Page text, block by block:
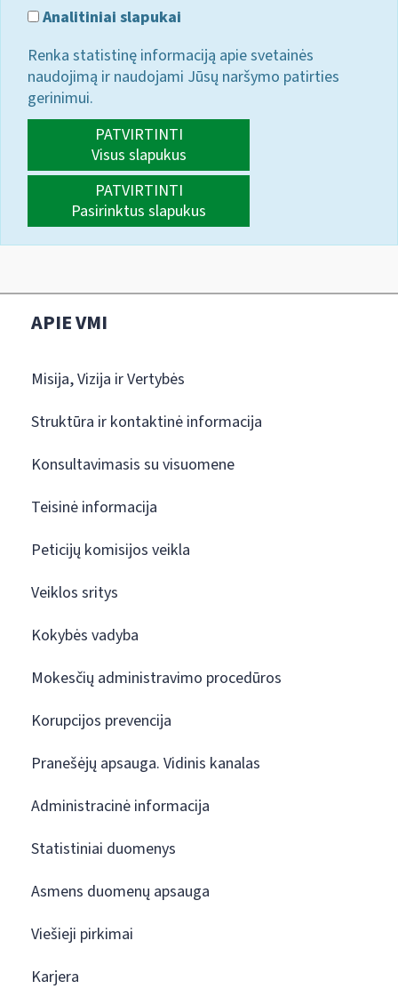
Analitiniai slapukai
Renka statistinę informaciją apie svetainės
naudojimą ir naudojami Jūsų naršymo patirties
gerinimui.
PATVIRTINTI
Visus slapukus
PATVIRTINTI
Pasirinktus slapukus
APIE VMI
Misija, Vizija ir Vertybės
Struktūra ir kontaktinė informacija
Konsultavimasis su visuomene
Teisinė informacija
Peticijų komisijos veikla
Veiklos sritys
Kokybės vadyba
Mokesčių administravimo procedūros
Korupcijos prevencija
Pranešėjų apsauga. Vidinis kanalas
Administracinė informacija
Statistiniai duomenys
Asmens duomenų apsauga
Viešieji pirkimai
Karjera